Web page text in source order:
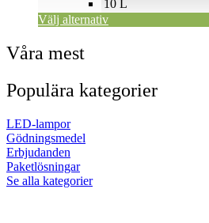
10 L
Välj alternativ
produktsidan
Våra mest
Populära kategorier
LED-lampor
Gödningsmedel
Erbjudanden
Paketlösningar
Se alla kategorier